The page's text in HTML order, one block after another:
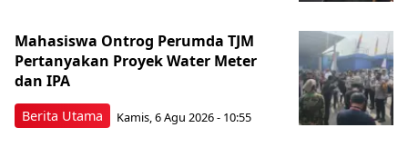
Berita Utama
Mahasiswa Ontrog Perumda TJM
Pertanyakan Proyek Water Meter
dan IPA
Kamis, 6 Agu 2026 - 10:55